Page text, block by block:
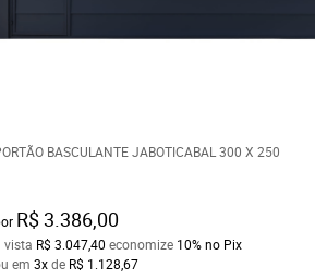
BASCULANTE JABOTICABAL 300 X 250
R$ 3.386,00
vista R$ 3.047,40 economize 10%no Pix
em3xde R$ 1.128,67